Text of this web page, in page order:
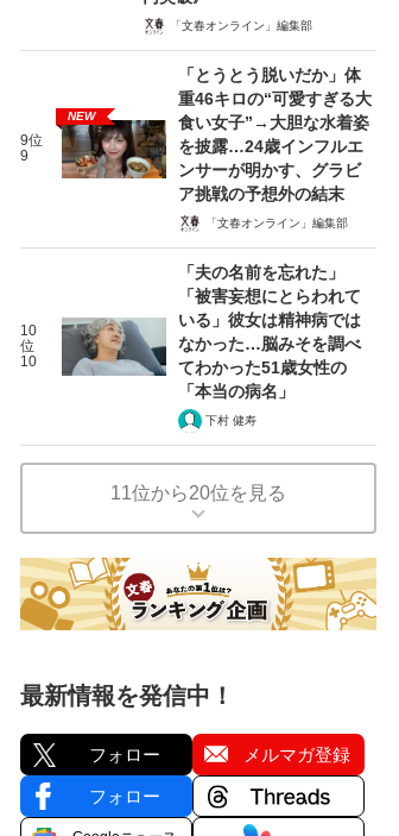
「文春オンライン」編集部
9位
9
NEW
「とうとう脱いだか」体
重46キロの“可愛すぎる大
食い女子”→大胆な水着姿
を披露…24歳インフルエ
ンサーが明かす、グラビ
ア挑戦の予想外の結末
「文春オンライン」編集部
10
位
10
「夫の名前を忘れた」
「被害妄想にとらわれて
いる」彼女は精神病では
なかった…脳みそを調べ
てわかった51歳女性の
「本当の病名」
下村 健寿
11位から20位を見る
最新情報を発信中！
フォロー メルマガ登録
フォロー